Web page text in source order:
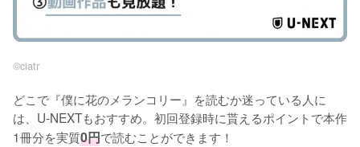
©︎ciatr
どこで『僕に花のメランコリー』を読むか迷っている人に
は、U-NEXTもおすすめ。初回登録時に貰えるポイントで本作
1冊分を実質0円で読むことができます！